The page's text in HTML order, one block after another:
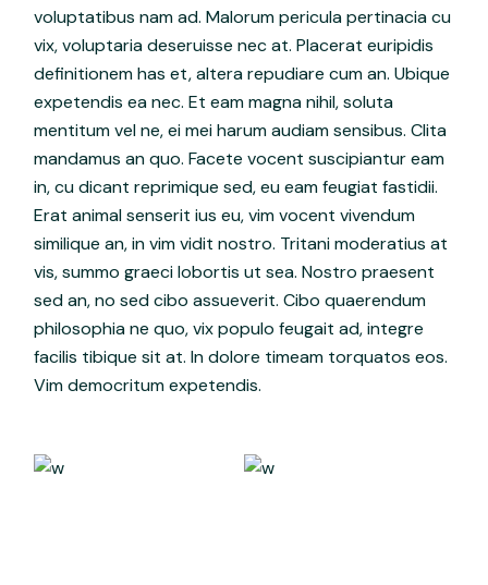
voluptatibus nam ad. Malorum pericula pertinacia cu
vix, voluptaria deseruisse nec at. Placerat euripidis
definitionem has et, altera repudiare cum an. Ubique
expetendis ea nec. Et eam magna nihil, soluta
mentitum vel ne, ei mei harum audiam sensibus. Clita
mandamus an quo. Facete vocent suscipiantur eam
in, cu dicant reprimique sed, eu eam feugiat fastidii.
Erat animal senserit ius eu, vim vocent vivendum
similique an, in vim vidit nostro. Tritani moderatius at
vis, summo graeci lobortis ut sea. Nostro praesent
sed an, no sed cibo assueverit. Cibo quaerendum
philosophia ne quo, vix populo feugait ad, integre
facilis tibique sit at. In dolore timeam torquatos eos.
Vim democritum expetendis.